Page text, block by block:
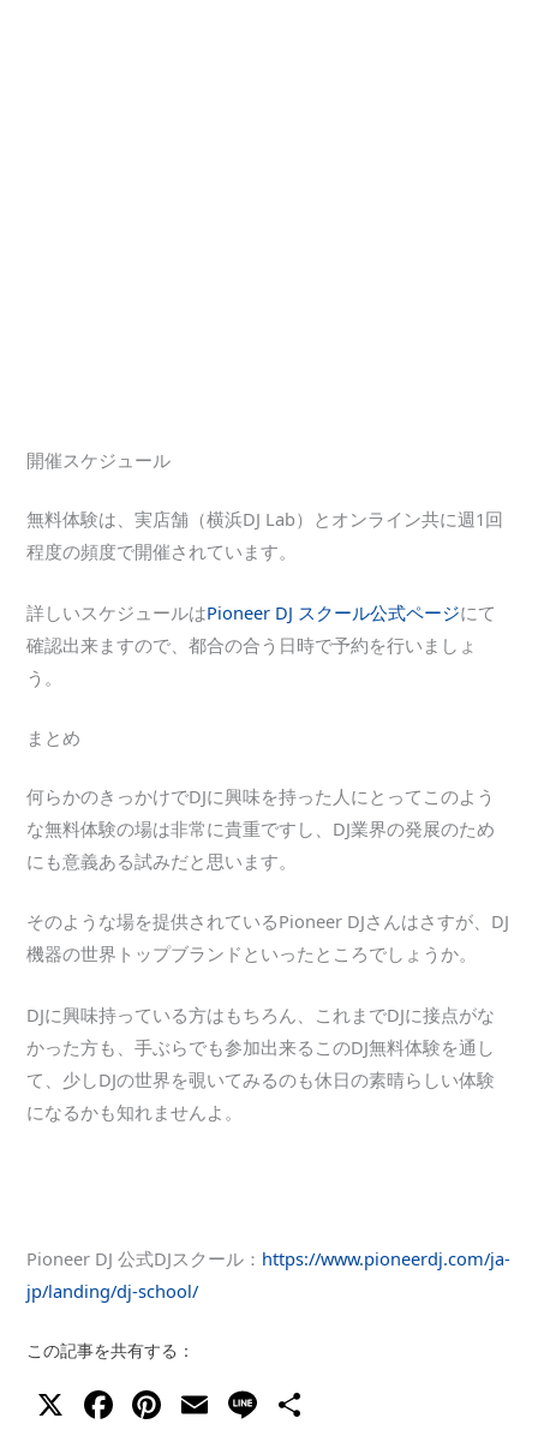
開催スケジュール
無料体験は、実店舗（横浜DJ Lab）とオンライン共に週1回
程度の頻度で開催されています。
詳しいスケジュールはPioneer DJ スクール公式ページにて
確認出来ますので、都合の合う日時で予約を行いましょ
う。
まとめ
何らかのきっかけでDJに興味を持った人にとってこのよう
な無料体験の場は非常に貴重ですし、DJ業界の発展のため
にも意義ある試みだと思います。
そのような場を提供されているPioneer DJさんはさすが、DJ
機器の世界トップブランドといったところでしょうか。
DJに興味持っている方はもちろん、これまでDJに接点がな
かった方も、手ぶらでも参加出来るこのDJ無料体験を通し
て、少しDJの世界を覗いてみるのも休日の素晴らしい体験
になるかも知れませんよ。
Pioneer DJ 公式DJスクール： https://www.pioneerdj.com/ja-
jp/landing/dj-school/
この記事を共有する：
X F Pi E Li